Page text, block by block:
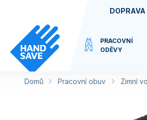
PRACOVNÍ
ODĚVY
VIRTUÁLNÍ
Domů Pracovní obuv Zimní